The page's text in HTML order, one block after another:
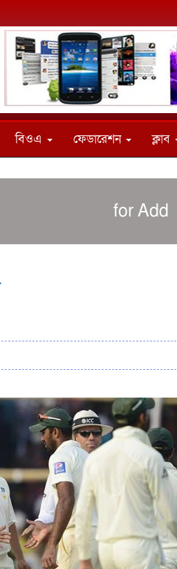
বিওএ ফেডারেশন ক্লাব
for Add